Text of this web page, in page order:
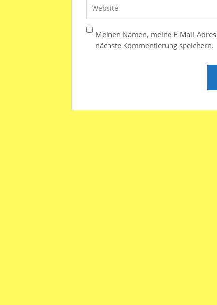
Meinen Namen, meine E-Mail-
nächste Kommentierung speichern.